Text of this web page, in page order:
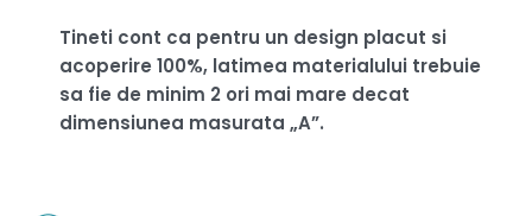
Tineti cont ca pentru un design placut si
acoperire 100%, latimea materialului trebuie
sa fie de minim 2 ori mai mare decat
dimensiunea masurata „A”.